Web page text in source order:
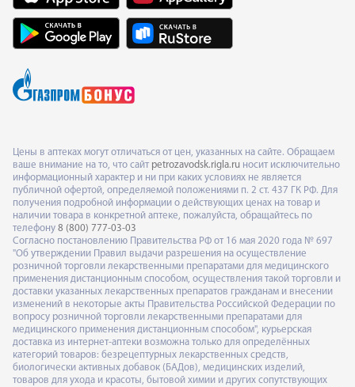
Цены в аптеках могут отличаться от цен, указанных на сайте. Обращаем
ваше внимание на то, что сайт petrozavodsk.rigla.ru носит исключительно
информационный характер и ни при каких условиях не является
публичной офертой, определяемой положениями п. 2 ст. 437 ГК РФ. Для
получения подробной информации о действующих ценах на товар и
наличии товара в конкретной аптеке, пожалуйста, обращайтесь по
телефону 8 (800) 777-03-03
Согласно постановлению Правительства РФ от 16 мая 2020 года № 697
"Об утверждении Правил выдачи разрешения на осуществление
розничной торговли лекарственными препаратами для медицинского
применения дистанционным способом, осуществления такой торговли и
доставки указанных лекарственных препаратов гражданам и внесении
изменений в некоторые акты Правительства Российской Федерации по
вопросу розничной торговли лекарственными препаратами для
медицинского применения дистанционным способом", курьерская
доставка из интернет-аптеки возможна только для определённых
категорий товаров: безрецептурных лекарственных средств,
биологически активных добавок (БАДов), медицинских изделий,
товаров для ухода и красоты, бытовой химии и других сопутствующих